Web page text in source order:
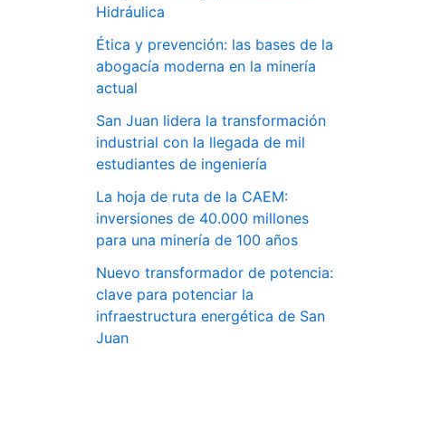
Hidráulica
Ética y prevención: las bases de la
abogacía moderna en la minería
actual
San Juan lidera la transformación
industrial con la llegada de mil
estudiantes de ingeniería
La hoja de ruta de la CAEM:
inversiones de 40.000 millones
para una minería de 100 años
Nuevo transformador de potencia:
clave para potenciar la
infraestructura energética de San
Juan